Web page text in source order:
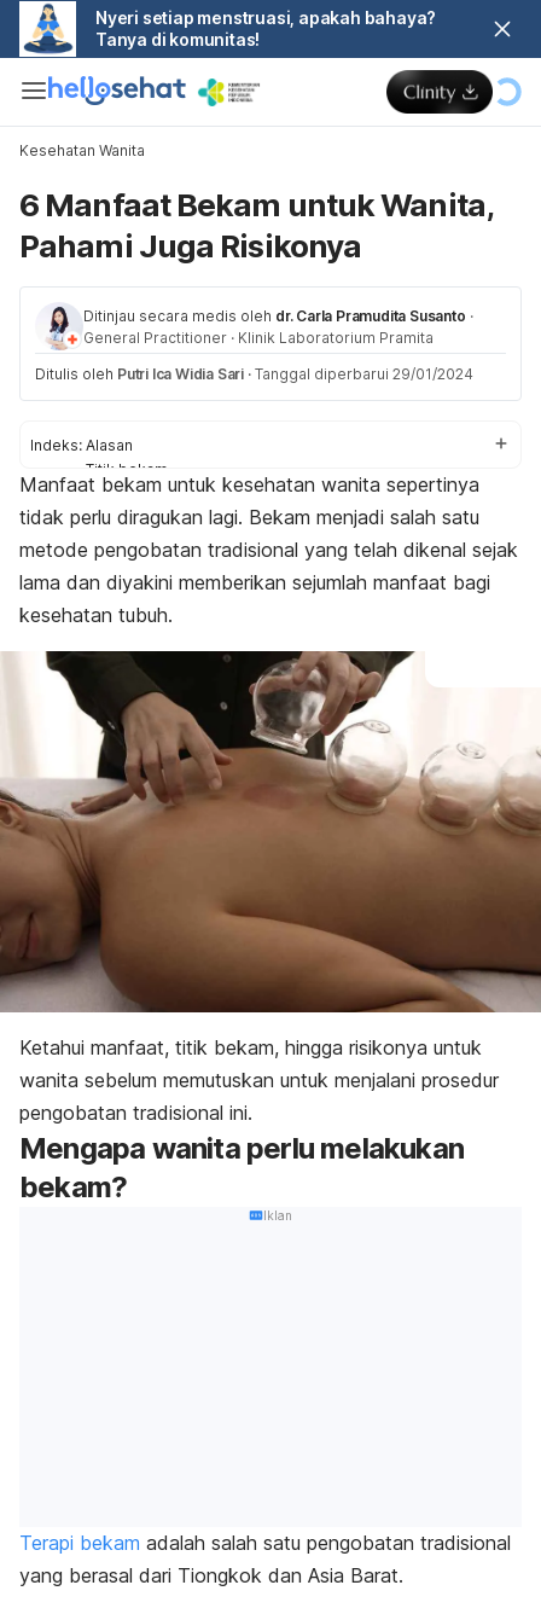
Nyeri setiap menstruasi, apakah bahaya?
Tanya di komunitas!
Kesehatan Wanita
6 Manfaat Bekam untuk Wanita,
Pahami Juga Risikonya
Ditinjau secara medis oleh dr. Carla Pramudita Susanto ·
General Practitioner · Klinik Laboratorium Pramita
Ditulis oleh Putri Ica Widia Sari · Tanggal diperbarui 29/01/2024
Indeks: Alasan
Titik bekam
Manfaat
Risiko
Manfaat bekam untuk kesehatan wanita sepertinya
tidak perlu diragukan lagi. Bekam menjadi salah satu
metode pengobatan tradisional yang telah dikenal sejak
lama dan diyakini memberikan sejumlah manfaat bagi
kesehatan tubuh.
Ketahui manfaat, titik bekam, hingga risikonya untuk
wanita sebelum memutuskan untuk menjalani prosedur
pengobatan tradisional ini.
Mengapa wanita perlu melakukan
bekam?
Iklan
Terapi bekam adalah salah satu pengobatan tradisional
yang berasal dari Tiongkok dan Asia Barat.